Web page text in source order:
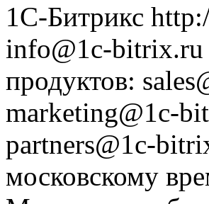
1С-Битрикс
info@1c-bitrix.ru
продуктов:
marketing@1c-
partners@1c-
московскому